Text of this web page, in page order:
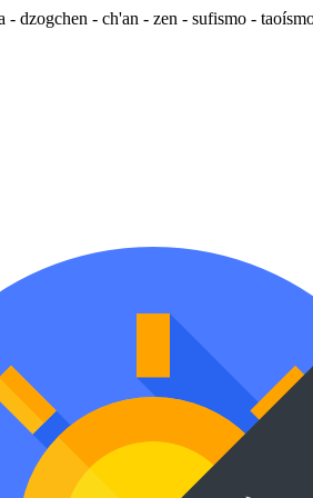
- dzogchen - ch'an - zen - sufismo -